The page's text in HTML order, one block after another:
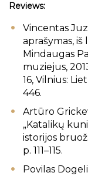
Reviews:
Vincentas
aprašymas,
Mindaugas
muziejus,
16, Vilnius:
446.
Artūro
„Katalikų
istorijos
p. 111–115.
Povilas